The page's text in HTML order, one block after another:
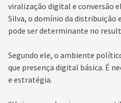
viralização digital e conversão
Silva, o domínio da distribuição
pode ser determinante no
Segundo ele, o ambiente
que presença digital básica. É
e estratégia.